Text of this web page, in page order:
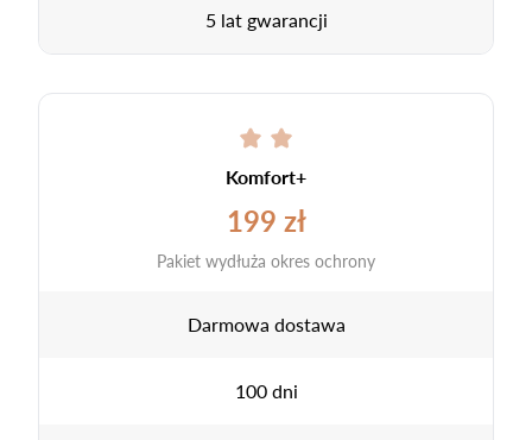
5 lat gwarancji
Komfort+
199 zł
Pakiet wydłuża okres ochrony
Darmowa dostawa
100 dni